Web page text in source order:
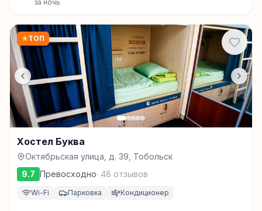
за ночь
★ТОП
Хостел Буква
Октябрьская улица, д. 39, Тобольск
9.7 Превосходно· 48 отзывов
Wi-Fi Парковка Кондиционер